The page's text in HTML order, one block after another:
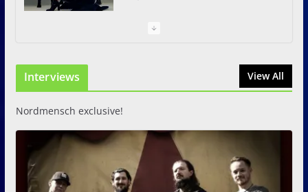
I Prevail – Violent Nature
Interviews View All
Nordmensch exclusive!